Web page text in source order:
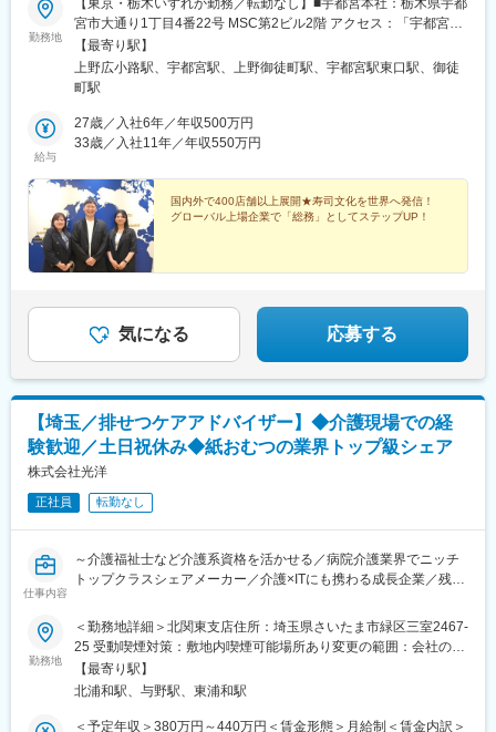
として独立など様々なキャリアがございます。
※店長時の平均年収は792万円（一般社員平均：454万円）
＜独立支援制度あり★＞
フランチャイズ店舗オーナーとして「経営者」になることも！す
でに200名以上の社員が「経営者」として活躍中！
■王将の「画期的な」働き方：
・有給取得日数は平均8.3日！連休取りやすく、年に何回も旅行に
行っている店長などもいます。
・従業員数は店舗平均16名で学べる＆無理なく働ける環境！「平
均勤続年数は11.3年」で「離職率1桁」の安定就業が叶う環境です
◎
●王将調理道場：調理技術や知識向上の研修です。調理師免許取得
の補助もあり、学びながら資格・スキルを身につけられます。
●王将アカデミー：店舗・人材マネジメントの研修です。店舗運営
や人材マネジメントについて学べるプログラムです。
変更の範囲：会社の定める業務
勤務地
宮市大通り1丁目4番22号 MSC第2ビル2階 アクセス：「宇都宮
駅」西口2より徒歩約8分■東京本社：東京都台東区上野3丁目24番
6号 上野フロンティアタワー19階 アクセス：「上野広小路駅」よ
り徒歩2分※受動喫煙対策：屋内全面禁煙
【最寄り駅】
上野広小路駅、宇都宮駅、上野御徒町駅、宇都宮駅東口駅、御徒
町駅
給与
27歳／入社6年／年収500万円
33歳／入社11年／年収550万円
国内外で400店舗以上展開★寿司文化を世界へ発信！
グローバル上場企業で「総務」としてステップUP！
気になる 応募する
【埼玉／排せつケアアドバイザー】◆介護現場での経
験歓迎／土日祝休み◆紙おむつの業界トップ級シェア
株式会社光洋
正社員 転勤なし
仕事内容
～介護福祉士など介護系資格を活かせる／病院介護業界でニッチ
トップクラスシェアメーカー／介護×ITにも携わる成長企業／残業
直行直帰OK～
同社の製品が適切に使用されるよう、商品選定方法や、使用方法
などを実際に介護現場に対してレクチャーを行う仕事です。現場
での意見を持ち帰り、商品企画チームと連携することなどもあ
り、会社の未来を創っていくポジションです。
勤務地
＜勤務地詳細＞北関東支店住所：埼玉県さいたま市緑区三室2467-
25 受動喫煙対策：敷地内喫煙可能場所あり変更の範囲：会社の定
める事業所
【最寄り駅】
北浦和駅、与野駅、東浦和駅
＜予定年収＞380万円～440万円＜賃金形態＞月給制＜賃金内訳＞